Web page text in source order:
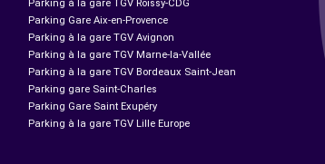
Parking à la gare TGV Roissy-CDG
Parking Gare Aix-en-Provence
Parking à la gare TGV Avignon
Parking à la gare TGV Marne-la-Vallée
Parking à la gare TGV Bordeaux Saint-Jean
Parking gare Saint-Charles
Parking Gare Saint Exupéry
Parking à la gare TGV Lille Europe